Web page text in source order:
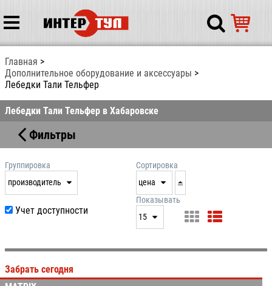
Главная
Дополнительное оборудование и аксессуары
Лебедки Тали Тельфер
Лебедки Тали Тельфер в Хабаровске
Фильтры
Группировка
производитель
производитель
Сортировка
цена
дата
цена
артикул
Учет доступности
Показывать
15
25
Забрать сегодня